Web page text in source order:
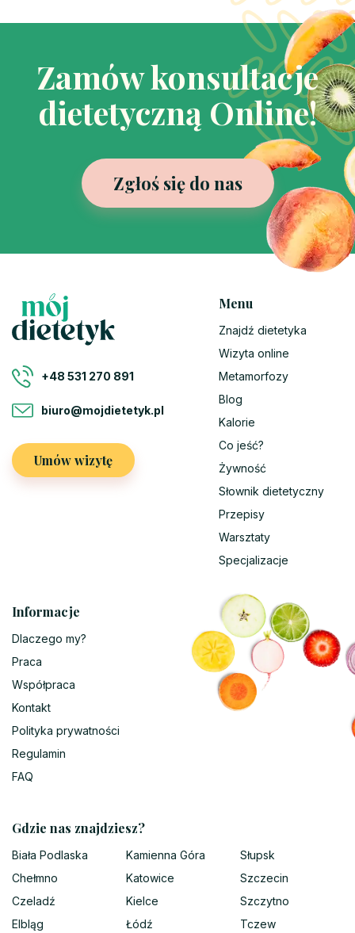
Zamów konsultacje
dietetyczną Online!
Zgłoś się do nas
+48 531 270 891
biuro@mojdietetyk.pl
Umów wizytę
Menu
Znajdź dietetyka
Wizyta online
Metamorfozy
Blog
Kalorie
Co jeść?
Żywność
Słownik dietetyczny
Przepisy
Warsztaty
Specjalizacje
Informacje
Dlaczego my?
Praca
Współpraca
Kontakt
Polityka prywatności
Regulamin
FAQ
Gdzie nas znajdziesz?
Biała Podlaska
Chełmno
Czeladź
Elbląg
Kamienna Góra
Katowice
Kielce
Łódź
Słupsk
Szczecin
Szczytno
Tczew